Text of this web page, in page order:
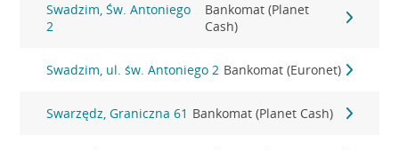
Swadzim, Św. Antoniego
2
Bankomat (Planet
Cash)
Swadzim, ul. św. Antoniego 2 Bankomat (Euronet)
Swarzędz, Graniczna 61 Bankomat (Planet Cash)